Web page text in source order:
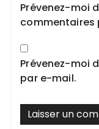
Prévenez-moi
commentaires
Prévenez-moi
par e-mail.